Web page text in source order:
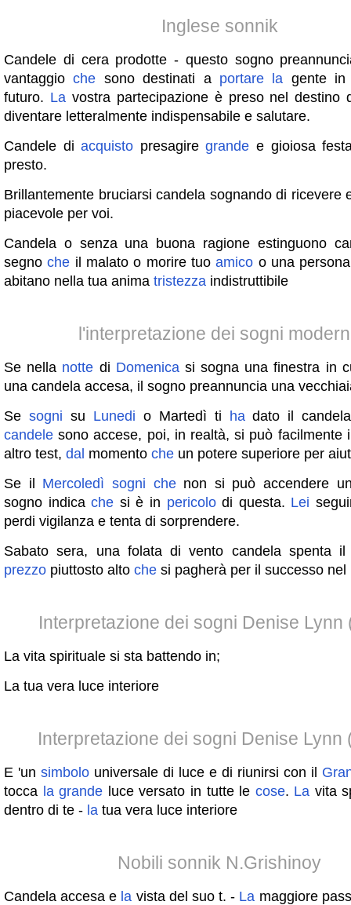
Inglese sonnik
Candele di cera prodotte - questo sogno
vantaggioche sono destinati a portare la gente in
futuro. Lavostra partecipazione è preso nel destino
diventare letteralmente indispensabile e salutare.
Candele diacquisto presagiregrande e gioiosa
presto.
Brillantemente bruciarsi candela sognando di ricevere
piacevole per voi.
Candela o senza una buona ragione estinguono
segnoche il malato o morire tuoamico o una
abitano nella tua anima tristezza indistruttibile
l'interpretazione dei sogni
Se nella notte di Domenicasi sogna una finestra in
una candela accesa, il sogno preannuncia una
Se sogni su Lunedi o Martedì ti hadato il
candele sono accese, poi, in realtà, si può facilmente
altro test, dal momento che un potere superiore per
Se il Mercoledì sogni chenon si può accendere
sogno indicache si è in pericolodi questa. Lei
perdi vigilanza e tenta di sorprendere.
Sabato sera, una folata di vento candela spenta
prezzo piuttosto alto che si pagherà per il successo nel
Interpretazione dei sogni Denise Lynn
La vita spirituale si sta battendo in;
La tua vera luce interiore
Interpretazione dei sogni Denise Lynn
E 'un simbolo universale di luce e di riunirsi con il
tocca la grande luce versato in tutte le cose. La vita
dentro di te - la tua vera luce interiore
Nobili sonnik N.Grishinoy
Candela accesa e la vista del suo t. - La maggiore